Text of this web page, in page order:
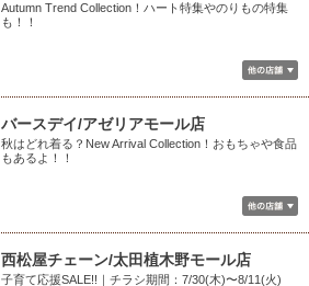
Autumn Trend Collection！ハート特集やのりもの特集
も！！
バースデイ/アゼリアモール店
秋はどれ着る？New Arrival Collection！おもちゃや食品
もあるよ！！
西松屋チェーン/太田植木野モール店
子育て応援SALE!!｜チラシ期間：7/30(木)〜8/11(火)